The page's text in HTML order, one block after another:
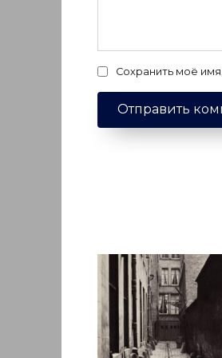
Сохранить моё